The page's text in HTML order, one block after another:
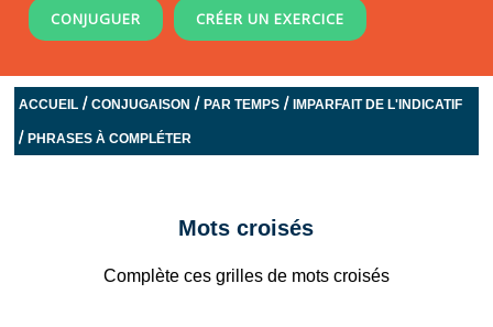
CONJUGUER CRÉER UN EXERCICE
ACCUEIL /CONJUGAISON /PAR TEMPS / IMPARFAIT DE L'INDICATIF
/PHRASES À COMPLÉTER
Mots croisés
Complète ces grilles de mots croisés